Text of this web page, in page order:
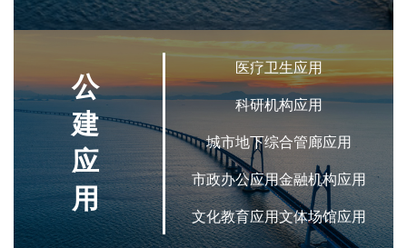
公
建
应
用
医疗卫生应用
科研机构应用
城市地下综合管廊应用
市政办公应用金融机构应用
文化教育应用文体场馆应用